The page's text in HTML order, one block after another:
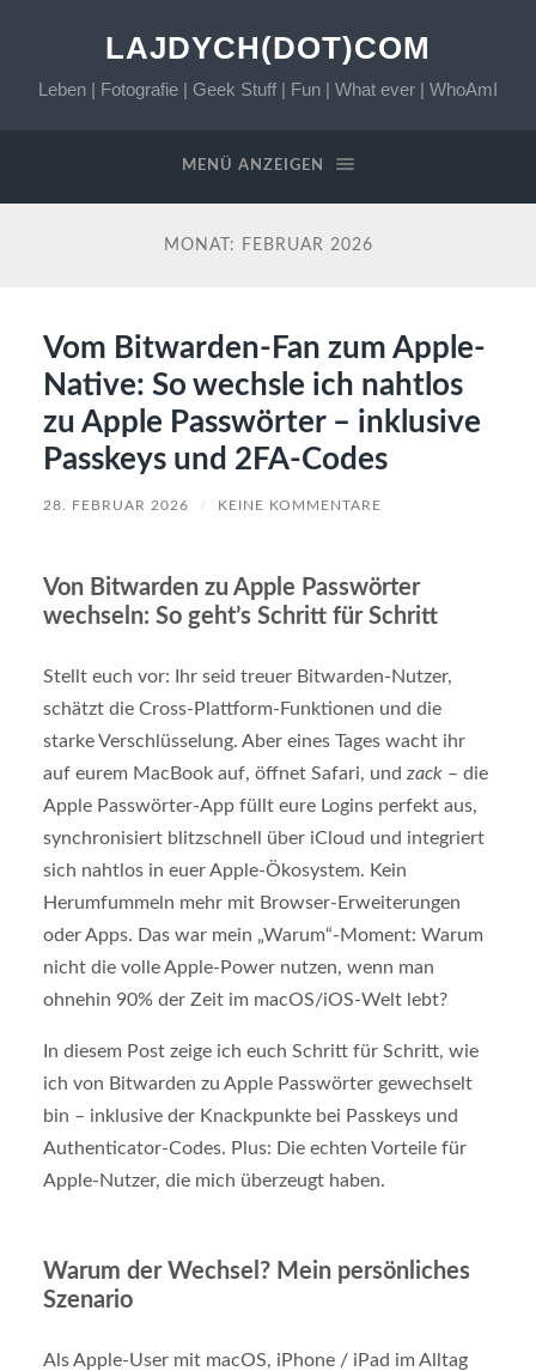
LAJDYCH(DOT)COM
Leben | Fotografie | Geek Stuff | Fun | What ever | WhoAmI
MENÜ ANZEIGEN
MONAT: FEBRUAR 2026
Vom Bitwarden-Fan zum Apple-
Native: So wechsle ich nahtlos
zu Apple Passwörter – inklusive
Passkeys und 2FA-Codes
28. FEBRUAR 2026 / KEINE KOMMENTARE
Von Bitwarden zu Apple Passwörter
wechseln: So geht’s Schritt für Schritt
Stellt euch vor: Ihr seid treuer Bitwarden-Nutzer,
schätzt die Cross-Plattform-Funktionen und die
starke Verschlüsselung. Aber eines Tages wacht ihr
auf eurem MacBook auf, öffnet Safari, und zack– die
Apple Passwörter-App füllt eure Logins perfekt aus,
synchronisiert blitzschnell über iCloud und integriert
sich nahtlos in euer Apple-Ökosystem. Kein
Herumfummeln mehr mit Browser-Erweiterungen
oder Apps. Das war mein „Warum“-Moment: Warum
nicht die volle Apple-Power nutzen, wenn man
ohnehin 90% der Zeit im macOS/iOS-Welt lebt?
In diesem Post zeige ich euch Schritt für Schritt, wie
ich von Bitwarden zu Apple Passwörter gewechselt
bin – inklusive der Knackpunkte bei Passkeys und
Authenticator-Codes. Plus: Die echten Vorteile für
Apple-Nutzer, die mich überzeugt haben.
Warum der Wechsel? Mein persönliches
Szenario
Als Apple-User mit macOS, iPhone / iPad im Alltag